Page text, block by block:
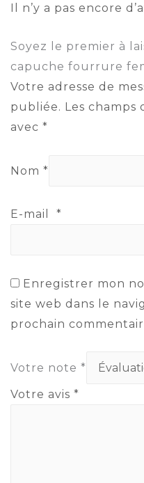
Il n’y a pas encore
Soyez le premier à
capuche fourrure
Votre adresse de
publiée. Les champs
avec *
Nom *
E-mail *
Enregistrer mon
site web dans le
prochain
Votre note *
Votre avis *